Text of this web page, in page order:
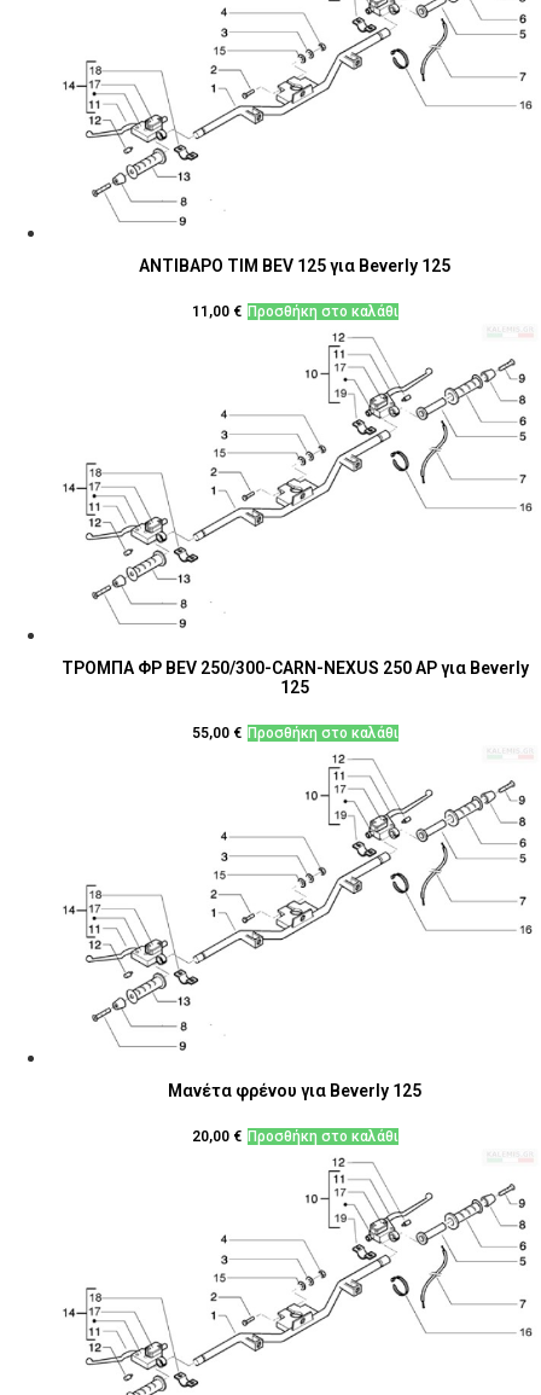
ΑΝΤΙΒΑΡΟ ΤΙΜ BEV 125 για Beverly 125
11,00 € Προσθήκη στο καλάθι
ΤΡΟΜΠΑ ΦΡ BEV 250/300-CARN-NEXUS 250 ΑΡ για Beverly
125
55,00 € Προσθήκη στο καλάθι
Μανέτα φρένου για Beverly 125
20,00 € Προσθήκη στο καλάθι